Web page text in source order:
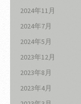
2024年11月
2024年7月
2024年5月
2023年12月
2023年8月
2023年4月